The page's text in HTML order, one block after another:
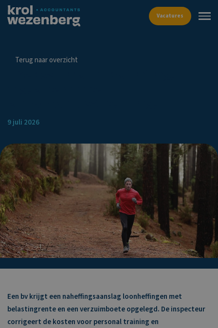
Terug naar overzicht
9 juli 2026
Een bv krijgt een naheffingsaanslag loonheffingen met
belastingrente en een verzuimboete opgelegd. De inspecteur
corrigeert de kosten voor personal training en